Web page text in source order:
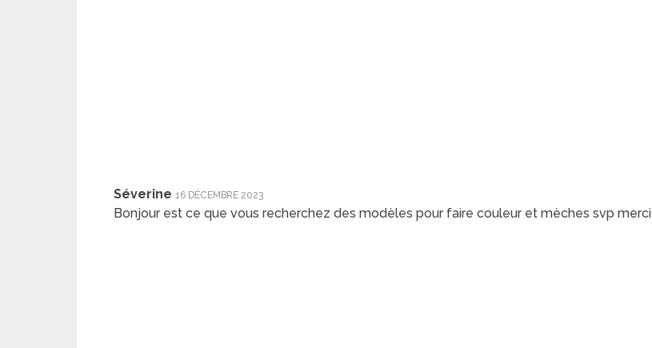
Séverine 16 DÉCEMBRE 2023
Bonjour est ce que vous recherchez des modèles pour faire couleur et mèches svp merci